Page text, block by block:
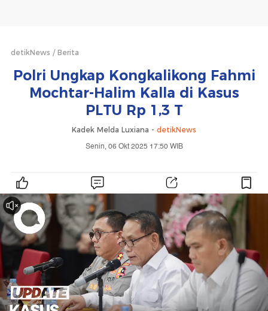
detikNews Berita
Polri Ungkap Kongkalikong Fahmi
Mochtar-Halim Kalla di Kasus
PLTU Rp 1,3 T
Kadek Melda Luxiana - detikNews
Senin, 06 Okt 2025 17:50 WIB